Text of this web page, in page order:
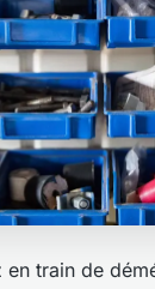
en train de